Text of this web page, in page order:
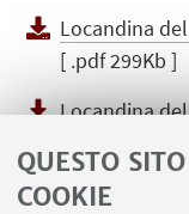
QUESTO
COOKIE
Locandina
[ .pdf 299Kb ]
Locandina
[ .pdf 322Kb ]